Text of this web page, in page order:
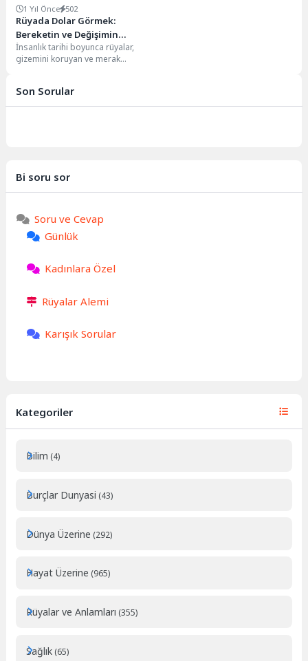
1 Yıl Önce 502
Rüyada Dolar Görmek:
Bereketin ve Değişimin
Gizemli Anlamları
İnsanlık tarihi boyunca rüyalar,
gizemini koruyan ve merak
Son Sorular
Bi soru sor
Soru ve Cevap
Günlük
Kadınlara Özel
Rüyalar Alemi
Karışık Sorular
Kategoriler
Bilim (4)
Burçlar Dunyasi (43)
Dünya Üzerine (292)
Hayat Üzerine (965)
Rüyalar ve Anlamları (355)
Sağlık (65)